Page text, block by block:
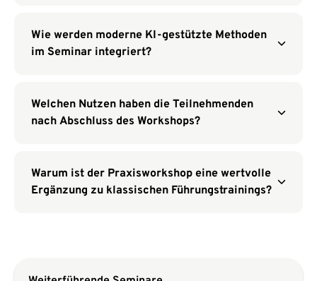
Wie werden moderne KI-gestützte Methoden
im Seminar integriert?
Welchen Nutzen haben die Teilnehmenden
nach Abschluss des Workshops?
Warum ist der Praxisworkshop eine wertvolle
Ergänzung zu klassischen Führungstrainings?